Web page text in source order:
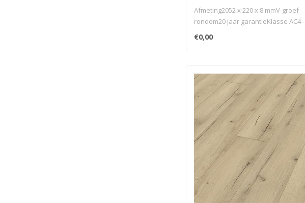
Afmeting2052 x 220 x 8 mmV-groef
rondom20 jaar garantieKlasse AC4 -
32geschikt v..
€0,00